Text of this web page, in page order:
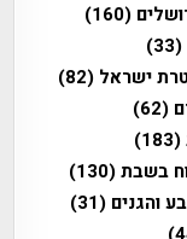
(160)
(33)
ישראל (82)
(62)
(183)
בשבת(130)
והגנים (31)